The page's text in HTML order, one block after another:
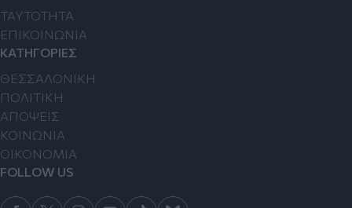
TAYTOTHTA
ΕΠΙΚΟΙΝΩΝΙΑ
ΚΑΤΗΓΟΡΙΕΣ
ΘΕΣΣΑΛΟΝΙΚΗ
ΠΟΛΙΤΙΚΗ
ΑΠΟΨΕΙΣ
ΚΟΙΝΩΝΙΑ
ΟΙΚΟΝΟΜΙΑ
FOLLOW US